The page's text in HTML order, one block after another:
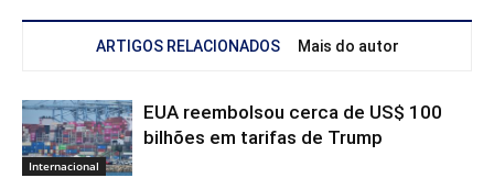
ARTIGOS RELACIONADOS Mais do autor
Internacional
EUA reembolsou cerca de US$ 100
bilhões em tarifas de Trump